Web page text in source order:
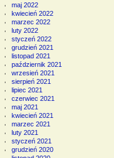
maj 2022
kwiecień 2022
marzec 2022
luty 2022
styczeń 2022
grudzień 2021
listopad 2021
październik 2021
wrzesień 2021
sierpień 2021
lipiec 2021
czerwiec 2021
maj 2021
kwiecień 2021
marzec 2021
luty 2021
styczeń 2021
grudzień 2020